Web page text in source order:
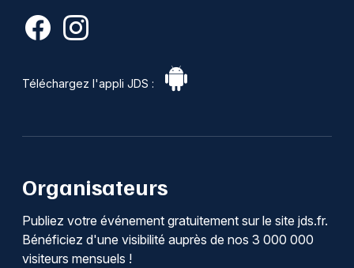
Téléchargez l'appli JDS :
Organisateurs
Publiez votre événement gratuitement sur le site jds.fr.
Bénéficiez d'une visibilité auprès de nos 3 000 000
visiteurs mensuels !